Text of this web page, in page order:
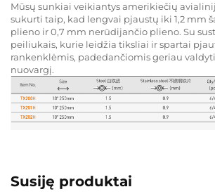
Mūsų sunkiai veikiantys amerikiečių
sukurti taip, kad lengvai pjaustų iki 1,2 mm
plieno ir 0,7 mm nerūdijančio plieno. Su
peiliukais, kurie leidžia tiksliai ir spartai
rankenklėmis, padedančiomis geriau
nuovargį.
Susiję produktai